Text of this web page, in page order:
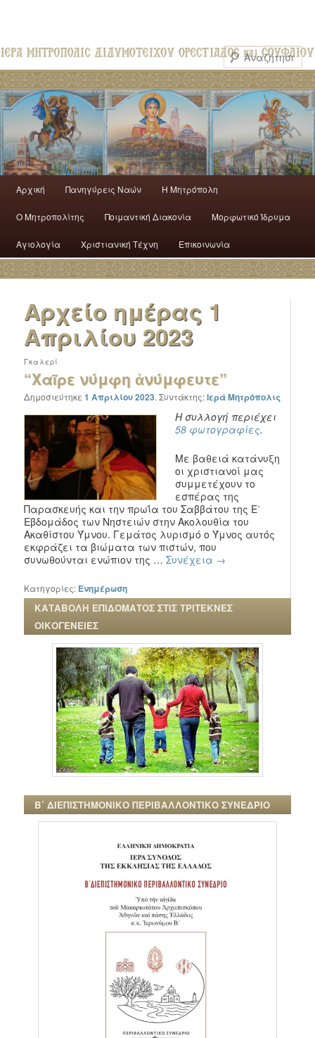
Αρχική Πανηγύρεις Ναών H Mητρόπολη
Ο Mητροπολίτης Ποιμαντική Διακονία Μορφωτικό Ίδρυμα
Αγιολογία Χριστιανική Τέχνη Επικοινωνία
Αρχείο ημέρας 1
Απριλίου 2023
“Χαῖρε νύμφη ἀνύμφευτε”
Γκαλερί
Δημοσιεύτηκε1 Απριλίου 2023.Συντάκτης:Ιερά Μητρόπολις
Η συλλογή περιέχει
58 φωτογραφίες.
Με βαθειά κατάνυξη
οι χριστιανοί μας
συμμετέχουν το
εσπέρας της
Παρασκευής και την πρωΐα του Σαββάτου της Ε΄
Εβδομάδος των Νηστειών στην Ακολουθία του
Ακαθίστου Ύμνου. Γεμάτος λυρισμό ο Ύμνος αυτός
εκφράζει τα βιώματα των πιστών, που
συνωθούνται ενώπιον της …Συνέχεια →
Κατηγορίες: Ενημέρωση
ΚΑΤΑΒΟΛΗ ΕΠΙΔΟΜΑΤΟΣ ΣΤΙΣ ΤΡΙΤΕΚΝΕΣ
ΟΙΚΟΓΕΝΕΙΕΣ
Β΄ ΔΙΕΠΙΣΤΗΜΟΝΙΚΟ ΠΕΡΙΒΑΛΛΟΝΤΙΚΟ ΣΥΝΕΔΡΙΟ